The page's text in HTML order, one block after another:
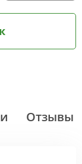
Отзывы